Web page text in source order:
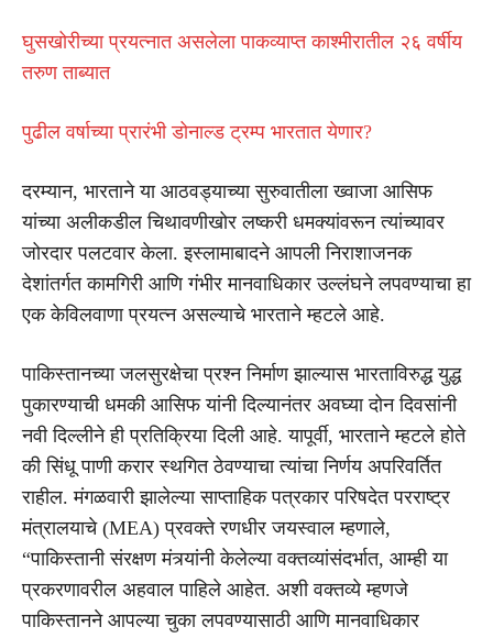
घुसखोरीच्या प्रयत्नात असलेला पाकव्याप्त काश्मीरातील २६ वर्षीय
तरुण ताब्यात
पुढील वर्षाच्या प्रारंभी डोनाल्ड ट्रम्प भारतात येणार?
दरम्यान, भारताने या आठवड्याच्या सुरुवातीला ख्वाजा आसिफ
यांच्या अलीकडील चिथावणीखोर लष्करी धमक्यांवरून त्यांच्यावर
जोरदार पलटवार केला. इस्लामाबादने आपली निराशाजनक
देशांतर्गत कामगिरी आणि गंभीर मानवाधिकार उल्लंघने लपवण्याचा हा
एक केविलवाणा प्रयत्न असल्याचे भारताने म्हटले आहे.
पाकिस्तानच्या जलसुरक्षेचा प्रश्न निर्माण झाल्यास भारताविरुद्ध युद्ध
पुकारण्याची धमकी आसिफ यांनी दिल्यानंतर अवघ्या दोन दिवसांनी
नवी दिल्लीने ही प्रतिक्रिया दिली आहे. यापूर्वी, भारताने म्हटले होते
की सिंधू पाणी करार स्थगित ठेवण्याचा त्यांचा निर्णय अपरिवर्तित
राहील. मंगळवारी झालेल्या साप्ताहिक पत्रकार परिषदेत परराष्ट्र
मंत्रालयाचे (MEA) प्रवक्ते रणधीर जयस्वाल म्हणाले,
“पाकिस्तानी संरक्षण मंत्र्यांनी केलेल्या वक्तव्यांसंदर्भात, आम्ही या
प्रकरणावरील अहवाल पाहिले आहेत. अशी वक्तव्ये म्हणजे
पाकिस्तानने आपल्या चुका लपवण्यासाठी आणि मानवाधिकार